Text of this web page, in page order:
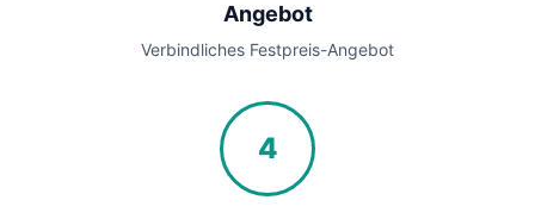
Angebot
Verbindliches Festpreis-Angebot
4